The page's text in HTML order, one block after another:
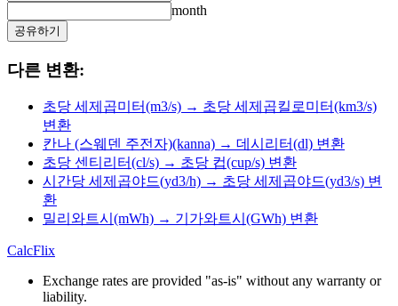
month
공유하기
다른 변환:
초당 세제곱미터(m3/s) → 초당 세제곱킬로미터(km3/s)
변환
칸나 (스웨덴 주전자)(kanna) → 데시리터(dl) 변환
초당 센티리터(cl/s) → 초당 컵(cup/s) 변환
시간당 세제곱야드(yd3/h) → 초당 세제곱야드(yd3/s) 변
환
밀리와트시(mWh) → 기가와트시(GWh) 변환
CalcFlix
Exchange rates are provided "as-is" without any warranty or
liability.